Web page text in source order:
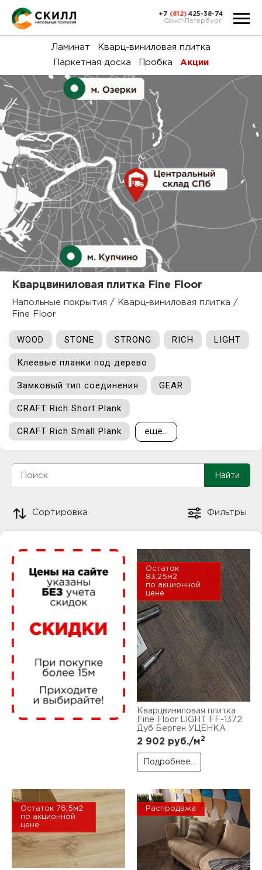
и
+7 (812) 425-38-74
Санкт-Петербург
Ламинат
Кварц-виниловая плитка
Паркетная доска
Пробка Акции
Кварцвиниловая плитка Fine Floor
Напольные покрытия / Кварц-виниловая плитка /
Fine Floor
WOOD STONE STRONG RICH LIGHT
Клеевые планки под дерево
Замковый тип соединения GEAR
CRAFT Rich Short Plank
CRAFT Rich Small Plank еще...
Сортировка Фильтры
Остаток
83,25м2
по акционной
цене
Кварцвиниловая плитка
Fine Floor LIGHT FF-1372
Дуб Берген УЦЕНКА
2 902 руб./м2
Подробнее...
Остаток 76,5м2
по акционной
цене
Распродажа